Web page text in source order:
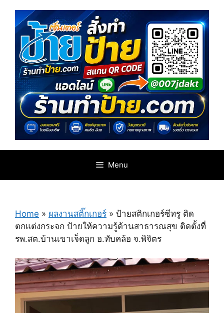
content
Menu
Home » ผลงานสติ๊กเกอร์ » ป้ายสติกเกอร์ซีทรู ติด
ตกแต่งกระจก ป้ายให้ความรู้ด้านสาธารณสุข ติดตั้งที่
รพ.สต.บ้านเขาเจ็ดลูก อ.ทับคล้อ จ.พิจิตร